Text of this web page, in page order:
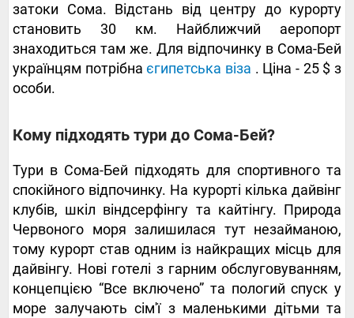
затоки Сома. Відстань від центру до курорту
становить 30 км. Найближчий аеропорт
знаходиться там же. Для відпочинку в Сома-Бей
українцям потрібна єгипетська віза . Ціна - 25 $ з
особи.
‍‍‍‍‍Кому підходять тури до Сома-Бей?
Тури в Сома-Бей підходять для спортивного та
спокійного відпочинку. На курорті кілька дайвінг
клубів, шкіл віндсерфінгу та кайтінгу. Природа
Червоного моря залишилася тут незайманою,
тому курорт став одним із найкращих місць для
дайвінгу. Нові готелі з гарним обслуговуванням,
концепцією “Все включено” та пологий спуск у
море залучають сім'ї з маленькими дітьми та